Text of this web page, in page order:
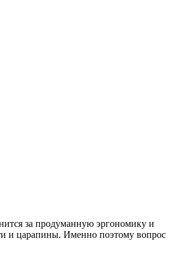
за продуманную эргономику и
и царапины. Именно поэтому вопрос